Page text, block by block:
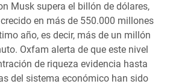
Musk supera el billón de dólares,
en más de 550.000 millones
año, es decir, más de un millón
Oxfam alerta de que este nivel
de riqueza evidencia hasta
del sistema económico han sido